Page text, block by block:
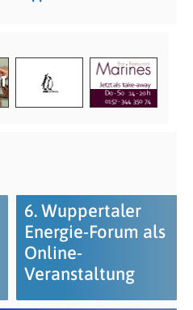
6. Wuppertaler
Energie-Forum als
Online-
Veranstaltung